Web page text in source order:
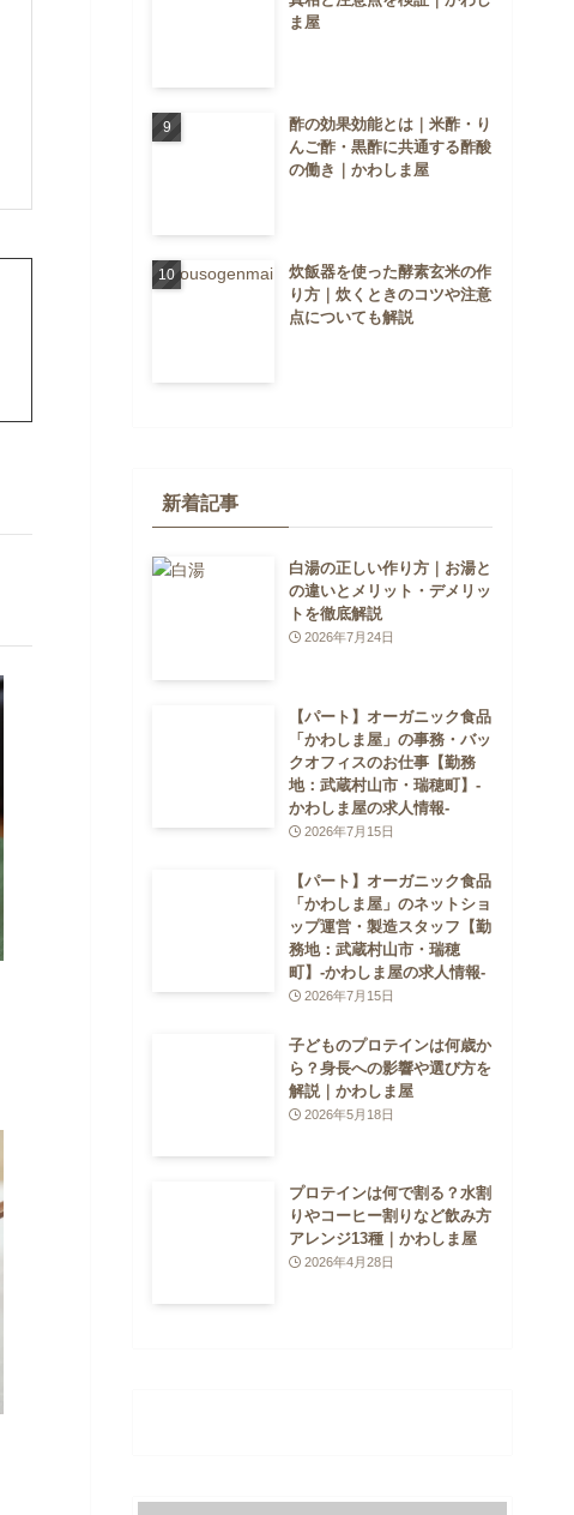
ま屋
酢の効果効能とは｜米酢・り
んご酢・黒酢に共通する酢酸
の働き｜かわしま屋
炊飯器を使った酵素玄米の作
り方｜炊くときのコツや注意
点についても解説
新着記事
白湯の正しい作り方｜お湯と
の違いとメリット・デメリッ
トを徹底解説
2026年7月24日
【パート】オーガニック食品
「かわしま屋」の事務・バッ
クオフィスのお仕事【勤務
地：武蔵村山市・瑞穂町】-
かわしま屋の求人情報-
2026年7月15日
【パート】オーガニック食品
「かわしま屋」のネットショ
ップ運営・製造スタッフ【勤
務地：武蔵村山市・瑞穂
町】-かわしま屋の求人情報-
2026年7月15日
子どものプロテインは何歳か
ら？身長への影響や選び方を
解説｜かわしま屋
2026年5月18日
プロテインは何で割る？水割
りやコーヒー割りなど飲み方
アレンジ13種｜かわしま屋
2026年4月28日